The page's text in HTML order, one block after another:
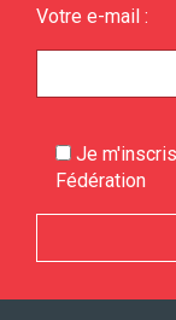
Votre e-mail :
Je
Fédération